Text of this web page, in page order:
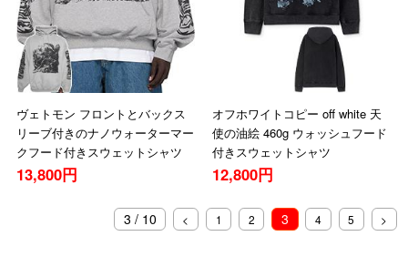
ヴェトモン フロントとバックス
リーブ付きのナノウォーターマー
クフード付きスウェットシャツ
13,800円
オフホワイトコピー off white 天
使の油絵 460g ウォッシュフード
付きスウェットシャツ
12,800円
3 / 10 < 1 2 3 4 5 >